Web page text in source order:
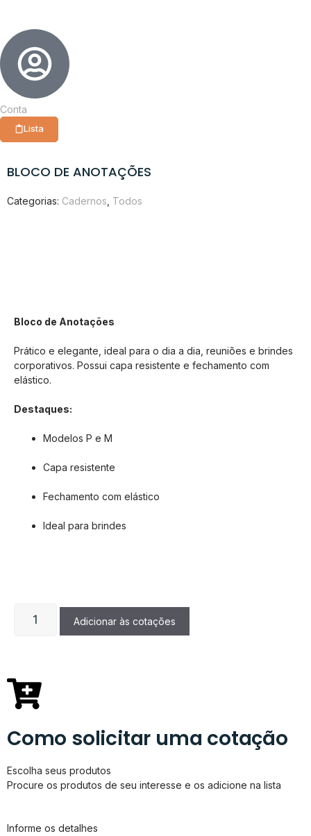
Conta
Lista
BLOCO DE ANOTAÇÕES
Categorias: Cadernos Todos
Bloco de Anotações
Prático e elegante, ideal para o dia a dia, reuniões e brindes
corporativos. Possui capa resistente e fechamento com
elástico.
Destaques:
Modelos P e M
Capa resistente
Fechamento com elástico
Ideal para brindes
Adicionar às cotações
Como solicitar uma cotação
Escolha seus produtos
Procure os produtos de seu interesse e os adicione na lista
Informe os detalhes